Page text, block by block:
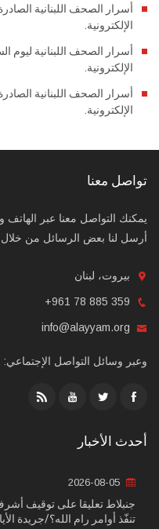
الإلكترونية.
الإلكترونية.
الإلكترونية.
تواصل معنا
يمكنك التواصل معنا عبر الهاتف
أرسل لنا بعض الرسائل من خلال
بيروت، لبنان
+961 78 885 359
info@alayyam.org
وعبر وسائل التواصل الإجتماعي:
أحدث الأخبار
جنبلاط تعليقا على توقيف
تنفّذ أوامر رام الله؟/جريدة